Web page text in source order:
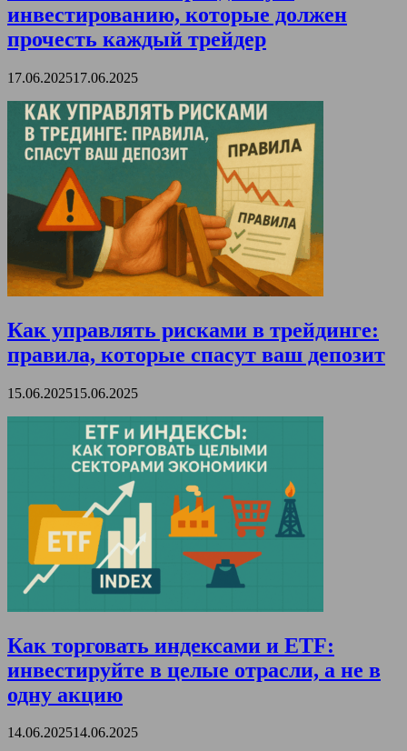
инвестированию, которые должен
прочесть каждый трейдер
17.06.202517.06.2025
Как управлять рисками в трейдинге:
правила, которые спасут ваш депозит
15.06.202515.06.2025
Как торговать индексами и ETF:
инвестируйте в целые отрасли, а не в
одну акцию
14.06.202514.06.2025